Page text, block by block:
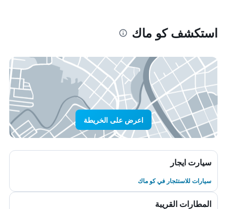
استكشف كو ماك
اعرض على الخريطة
سيارت ايجار
سيارات للاستئجار في كو ماك
المطارات القريبة